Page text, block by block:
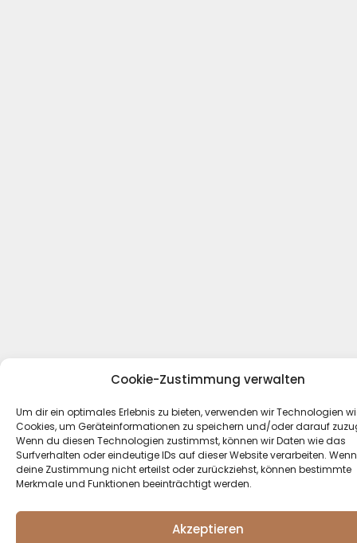
Cookie-Zustimmung verwalten
Um dir ein optimales Erlebnis zu bieten, verwenden wir Technologien
Cookies, um Geräteinformationen zu speichern und/oder darauf
Wenn du diesen Technologien zustimmst, können wir Daten wie das
Surfverhalten oder eindeutige IDs auf dieser Website verarbeiten.
deine Zustimmung nicht erteilst oder zurückziehst, können bestimmte
Merkmale und Funktionen beeinträchtigt werden.
Akzeptieren